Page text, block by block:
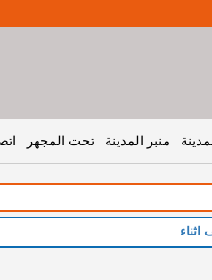
منبر المدينة تحت المجهر
الليل